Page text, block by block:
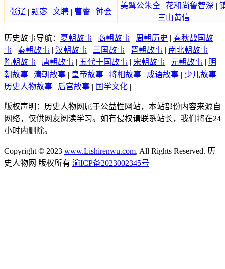
张辽 | 甄宓 | 文聘 | 曹睿 | 钟会
美髯公朱仝 | 花和尚鲁智深 |
三山黄信
历史故事导航： 夏朝故事 | 商朝故事 | 周朝历史 | 春秋战国故
事 | 秦朝故事 | 汉朝故事 | 三国故事 | 晋朝故事 | 南北朝故事 |
隋朝故事 | 唐朝故事 | 五代十国故事 | 宋朝故事 | 元朝故事 | 明
朝故事 | 清朝故事 | 皇帝故事 | 将相故事 | 成语故事 | 少儿故事 |
历史人物故事 | 后宫故事 | 国学文化 |
版权声明：历史人物网属于公益性网站，本站部份内容来源自
网络，仅供网友阅读学习。如有侵权请联系站长，我们将在24
小时内删除。
Copyright © 2023 www.Lishirenwu.com, All Rights Reserved. 历
史人物网 版权所有 渝ICP备2023002345号